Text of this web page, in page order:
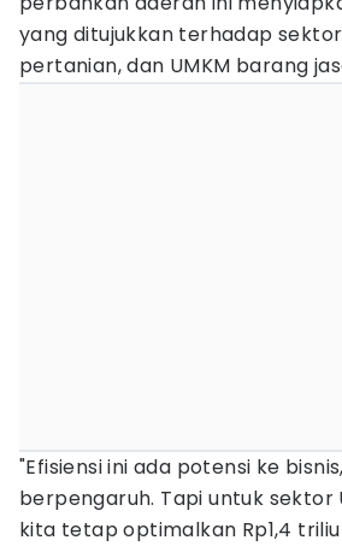
yang ditujukkan terhadap
pertanian, dan UMKM barang
"Efisiensi ini ada potensi ke
berpengaruh. Tapi untuk sektor
kita tetap optimalkan Rp1,4